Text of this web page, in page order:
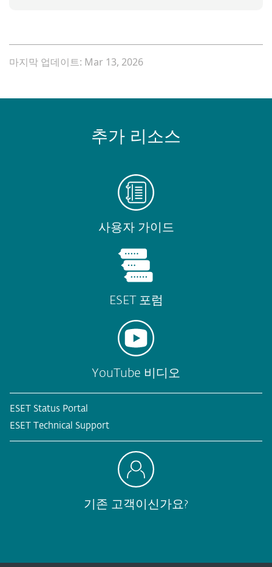
마지막 업데이트: Mar 13, 2026
추가 리소스
사용자 가이드
ESET 포럼
YouTube 비디오
ESET Status Portal
ESET Technical Support
기존 고객이신가요?